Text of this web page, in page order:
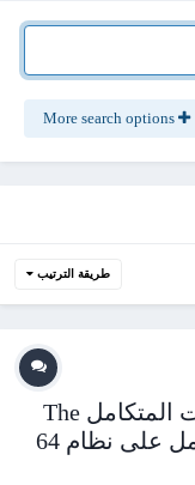
طريقة الترتيب
برنامج حسابات شركات المقاولات المتكامل The
Fastest 2024 مع الكراك - الآن يعمل على نظام 64